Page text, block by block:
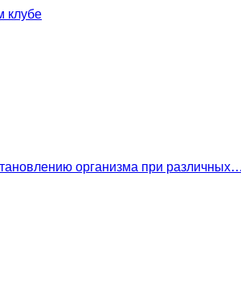
клубе
организма при